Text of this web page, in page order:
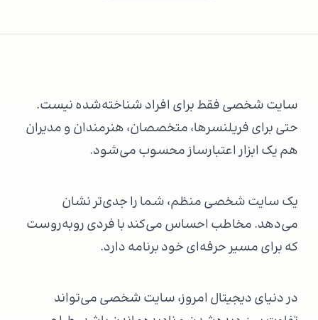
سایت شخصی فقط برای افراد شناخته‌شده نیست.
حتی برای فریلنسرها، متخصصان، هنرمندان و مدیران
هم یک ابزار اعتبارساز محسوب می‌شود.
یک سایت شخصی منظم، شما را جدی‌تر نشان
می‌دهد. مخاطب احساس می‌کند با فردی روبه‌روست
که برای مسیر حرفه‌ای خود برنامه دارد.
در دنیای دیجیتال امروز، سایت شخصی می‌تواند